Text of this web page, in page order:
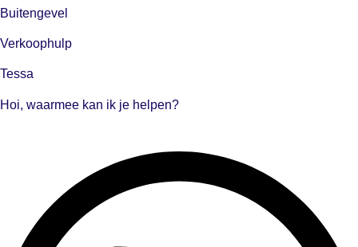
Buitengevel
Verkoophulp
Tessa
Hoi, waarmee kan ik je helpen?